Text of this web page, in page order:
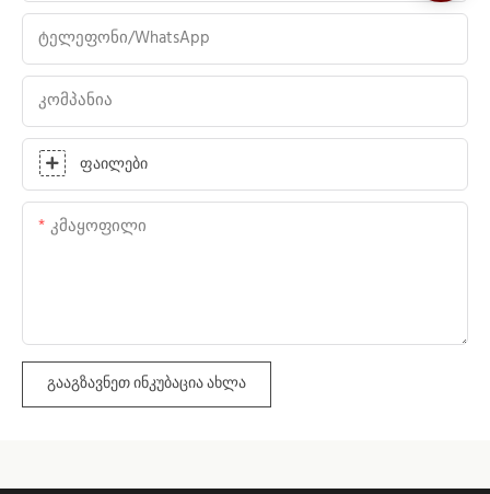
Ტელეფონი/WhatsApp
Კომპანია
Ფაილები
Კმაყოფილი
ᲒᲐᲐᲒᲖᲐᲕᲜᲔᲗ ᲘᲜᲙᲣᲑᲐᲪᲘᲐ ᲐᲮᲚᲐ